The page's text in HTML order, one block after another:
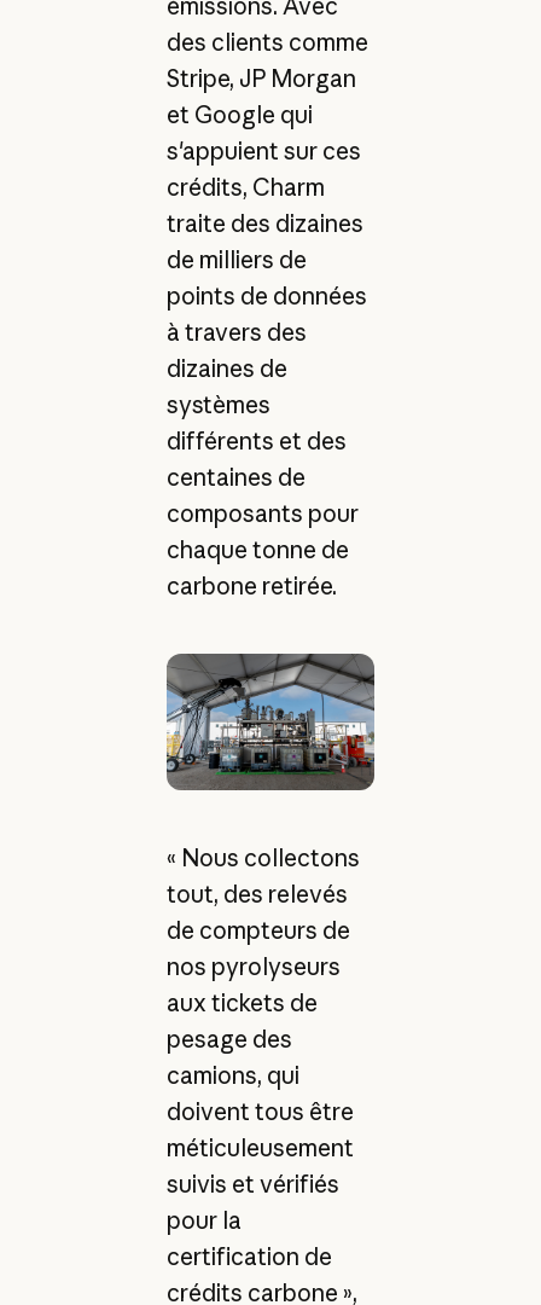
des clients comme
Stripe, JP Morgan
et Google qui
s'appuient sur ces
crédits, Charm
traite des dizaines
de milliers de
points de données
à travers des
dizaines de
systèmes
différents et des
centaines de
composants pour
chaque tonne de
carbone retirée.
« Nous collectons
tout, des relevés
de compteurs de
nos pyrolyseurs
aux tickets de
pesage des
camions, qui
doivent tous être
méticuleusement
suivis et vérifiés
pour la
certification de
crédits carbone »,